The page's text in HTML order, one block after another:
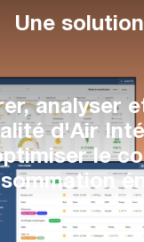
Une
analyser
d'Air
le